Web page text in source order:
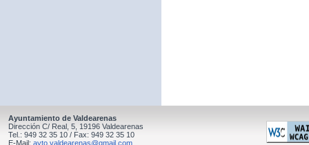
Ayuntamiento de Valdearenas
Dirección C/ Real, 5, 19196 Valdearenas
Tel.: 949 32 35 10 / Fax: 949 32 35 10
E-Mail: ayto.valdearenas@gmail.com